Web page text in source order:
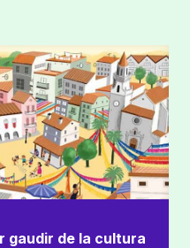
gaudir de la cultura